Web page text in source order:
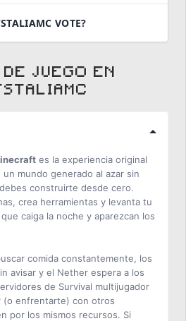
VOTE?
DE JUEGO EN
es la experiencia original
mundo generado al azar sin
construirte desde cero.
crea herramientas y levanta tu
caiga la noche y aparezcan los
comida constantemente, los
avisar y el Nether espera a los
de Survival multijugador
(o enfrentarte) con otros
por los mismos recursos. Si